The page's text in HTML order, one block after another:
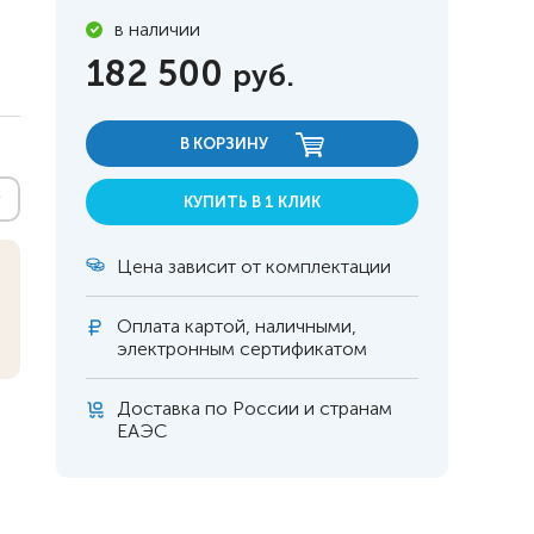
инвалидов
в наличии
182 500 руб.
В КОРЗИНУ
КУПИТЬ В 1 КЛИК
Цена зависит от комплектации
Оплата картой, наличными,
электронным сертификатом
Доставка по России и странам
ЕАЭС